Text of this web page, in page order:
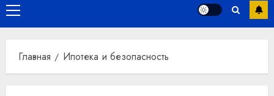
Основное
меню
Главная Ипотека и безопасность